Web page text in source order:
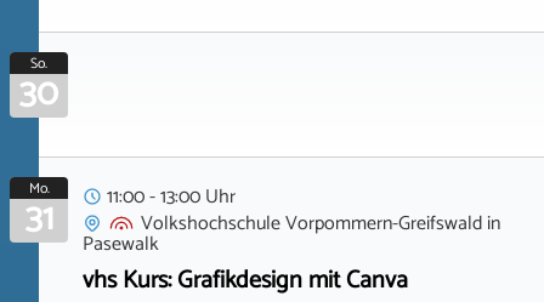
So.
30
Mo.
31
11:00 - 13:00 Uhr
Volkshochschule Vorpommern-Greifswaldin
Pasewalk
vhs Kurs: Grafikdesign mit Canva